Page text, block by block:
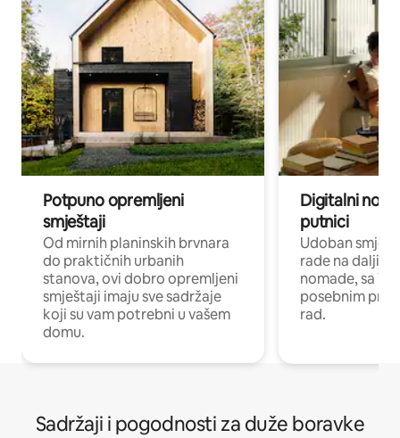
Potpuno opremljeni
smještaji
Od mirnih planinskih brvnara
do praktičnih urbanih
stanova, ovi dobro opremljeni
smještaji imaju sve sadržaje
koji su vam potrebni u vašem
domu.
Digitalni
putnici
Udoban
rade na
nomade, sa
posebnim
rad.
Sadržaji i pogodnosti za duže boravke